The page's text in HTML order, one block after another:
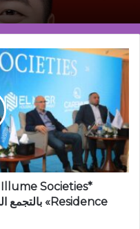
*Illume
Societies
تطلق
مشروع*
*Illume
Residence»
بالتجمع
السادس*
*باستثمارات